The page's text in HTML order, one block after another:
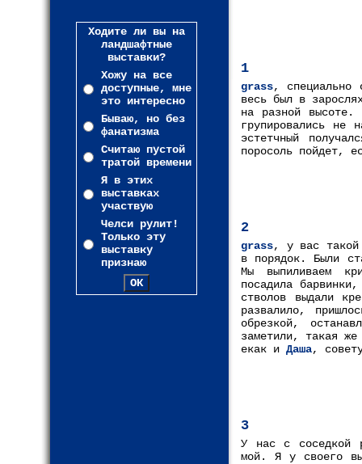
Ходите ли вы на
ландшафтные
выставки?
Хожу на все
доступные, мне
это интересно
Бываю, но без
фанатизма
Считаю пустой
тратой времени
Я в этих
выставках
участвую
Челси рулит!
Только эту
выставку
признаю
1
grass, специально
весь был в
на разной высоте.
групировались не
эстетчный
поросоль пойдет,
2
grass, у вас такой
в порядок. Были
Мы выпиливаем
посадила
стволов выдали
развалило,
обрезкой,
заметили, такая
екак и Даша,
3
У нас с соседкой
мой. Я у своего